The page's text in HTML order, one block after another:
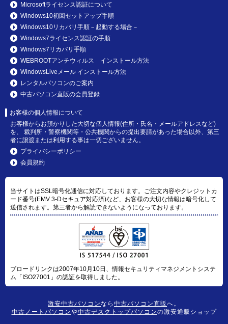
Microsoftライセンス認証について
Windows10初回セットアップ手順
Windows10リカバリ手順－起動する場合－
Windows7ライセンス認証の手順
Windows7リカバリ手順
WEBROOTアンチウィルス インストール方法
WindowsLiveメール インストール方法
レンタルパソコンのご案内
中古パソコン直販の会員登録
お客様の個人情報について
お客様からお預かりした大切な個人情報(住所・氏名・メールアドレスなど)
を、 裁判所・警察機関等・公共機関からの提出要請があった場合以外、第三
者に譲渡または利用する事は一切ございません。
プライバシーポリシー
会員規約
当サイトはSSL暗号化通信に対応しております。ご注文内容やクレジットカ
ード番号(EMV 3-Dセキュア対応済)など、お客様の大切な情報は暗号化して
送信されます。第三者から解読できないようになっております。
ブロードリンクは2007年10月10日、情報セキュリティマネジメントシステ
ム「ISO27001」の認証を取得しました。
激安中古パソコンなら 中古パソコン直販へ。
中古ノートパソコンや中古デスクトップパソコンの激安通販ショップ